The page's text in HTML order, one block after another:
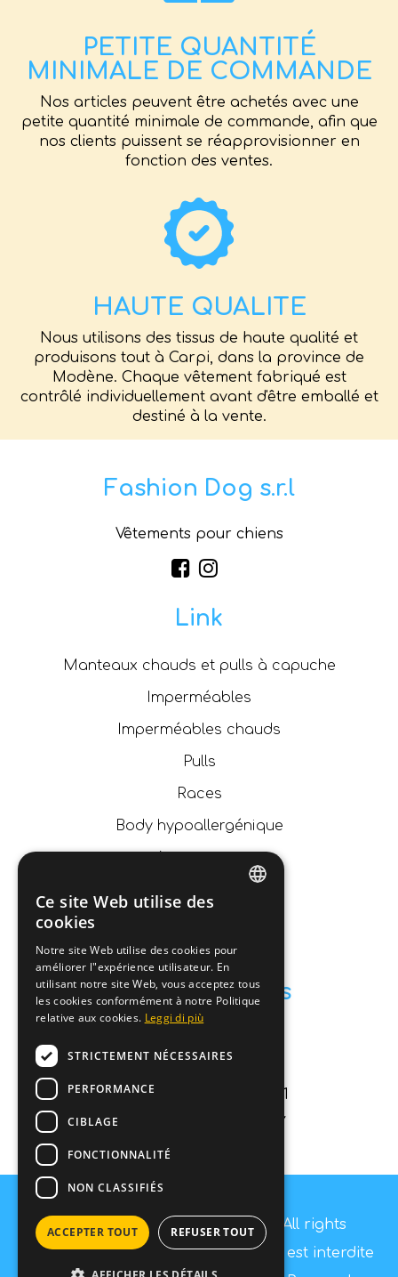
PETITE QUANTITÉ
MINIMALE DE COMMANDE
Nos articles peuvent être achetés avec une
petite quantité minimale de commande, afin que
nos clients puissent se réapprovisionner en
fonction des ventes.
HAUTE QUALITE
Nous utilisons des tissus de haute qualité et
produisons tout à Carpi, dans la province de
Modène. Chaque vêtement fabriqué est
contrôlé individuellement avant d'être emballé et
destiné à la vente.
Fashion Dog s.r.l
Vêtements pour chiens
Link
Manteaux chauds et pulls à capuche
Imperméables
Imperméables chauds
Pulls
Races
Body hypoallergénique
Contact
Contactez nous
Via Lago di carezza 11
Carpi (MO) 41012 - ITALY
P.IVA 03250840364
Copyright © Fashion Dog s.r.l - All rights
reserved. La copie, même partielle, est interdite
ENGLISH
GERMAN
Ce site Web utilise des
cookies
Notre site Web utilise des cookies pour
améliorer l"expérience utilisateur. En
utilisant notre site Web, vous acceptez tous
les cookies conformément à notre Politique
relative aux cookies. Leggi di più
STRICTEMENT NÉCESSAIRES
PERFORMANCE
CIBLAGE
FONCTIONNALITÉ
NON CLASSIFIÉS
ACCEPTER TOUT REFUSER TOUT